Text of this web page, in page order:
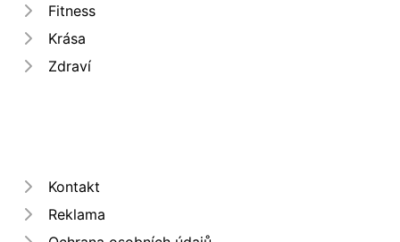
Fitness
Krása
Zdraví
Kontakt
Reklama